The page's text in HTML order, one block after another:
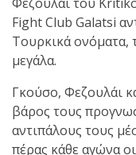
Fight Club Galatsi
Τουρκικά ονόματα,
μεγάλα.
Γκούσο, Φεζουλάι
βάρος τους
αντιπάλους τους
πέρας κάθε αγώνα